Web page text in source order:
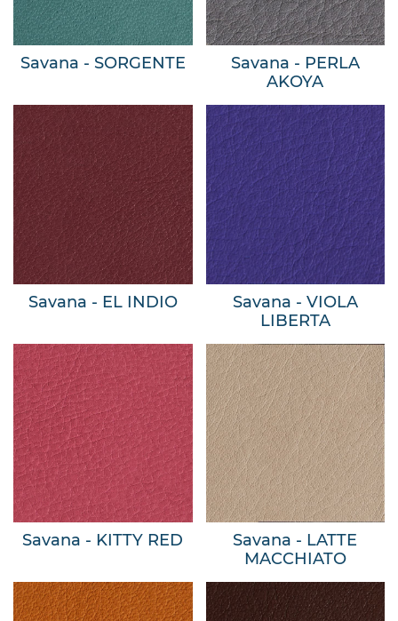
Savana - SORGENTE
Savana - PERLA
AKOYA
Savana - EL INDIO
Savana - VIOLA
LIBERTA
Savana - KITTY RED
Savana - LATTE
MACCHIATO